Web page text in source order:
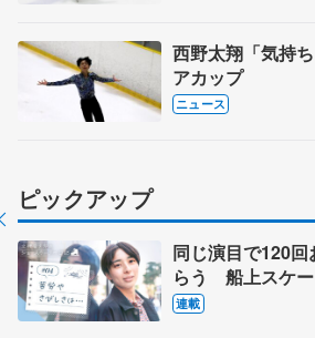
西野太翔「気持
アカップ
ニュース
ピックアップ
同じ演目で120
らう 船上スケー
とは 影響あった
連載